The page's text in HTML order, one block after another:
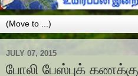
JULY 07, 2015
போலி பேஸ்புக்